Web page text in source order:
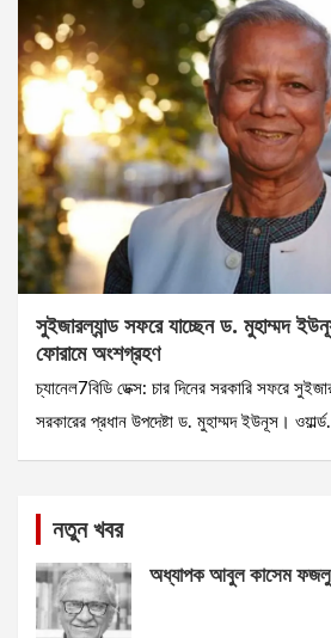
সুইজারল্যান্ড সফরে যাচ্ছেন ড. মুহাম্মদ
ফোরামে অংশগ্রহণ
চ্যানেল7বিডি ডেক্স: চার দিনের সরকারি সফরে
সরকারের প্রধান উপদেষ্টা ড. মুহাম্মদ ইউনূস।
নতুন খবর
অধ্যাপক আবুল কাসেম